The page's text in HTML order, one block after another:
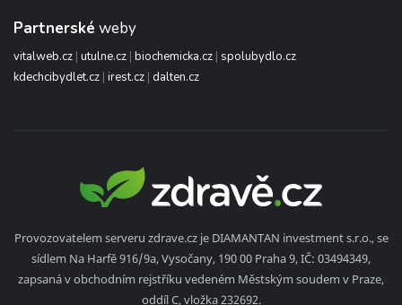
Partnerské weby
vitalweb.cz | utulne.cz | biochemicka.cz | spolubydlo.cz
kdechcibydlet.cz | irest.cz | dalten.cz
Provozovatelem serveru zdrave.cz je DIAMANTAN investment s.r.o., se
sídlem Na Harfě 916/9a, Vysočany, 190 00 Praha 9, IČ: 03494349,
zapsaná v obchodním rejstříku vedeném Městským soudem v Praze,
oddíl C, vložka 232692.